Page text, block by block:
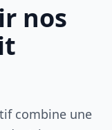
nos
combine une